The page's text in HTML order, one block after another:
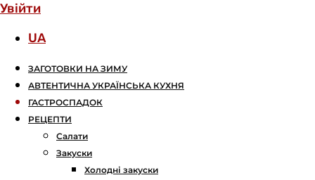
Увійти
UA
ЗАГОТОВКИ НА ЗИМУ
АВТЕНТИЧНА УКРАЇНСЬКА КУХНЯ
ГАСТРОСПАДОК
РЕЦЕПТИ
Салати
Закуски
Холодні закуски